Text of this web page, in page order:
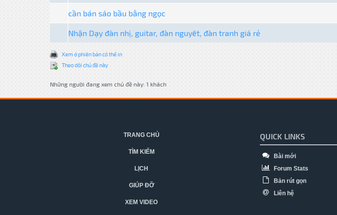
cần bán sáo bầu bằng ngọc
Nhận Dạy đàn nhị, guitar, đàn nguyêt, đàn tranh giá rẻ
Xem ở phiên bản có thể in
Theo dõi chủ đề này
Những người đang xem chủ đề này: 1 khách
TRANG CHỦ
TÌM KIẾM
LỊCH
GIÚP ĐỠ
XEM VIDEO
QUICK LINKS
Bài mới
Forum Stats
Bản rút gọn
Liên hệ